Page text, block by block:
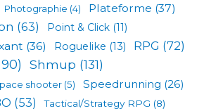
Photographie (4) Plateforme (37)
(63) Point & Click (11)
(36) Roguelike (13) RPG (72)
Shmup (131)
shooter (5) Speedrunning (26)
(53) Tactical/Strategy RPG (8)